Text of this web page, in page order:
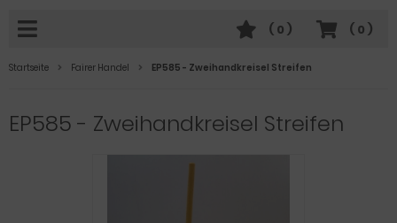
( 0 )
( 0 )
Startseite Fairer Handel EP585 - Zweihandkreisel Streifen
EP585 - Zweihandkreisel Streifen